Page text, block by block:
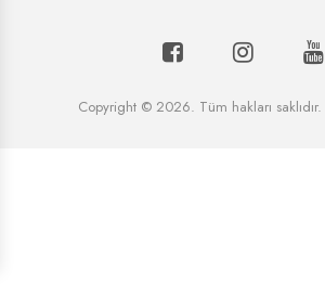
Copyright © 2026. Tüm hakları saklıdır.